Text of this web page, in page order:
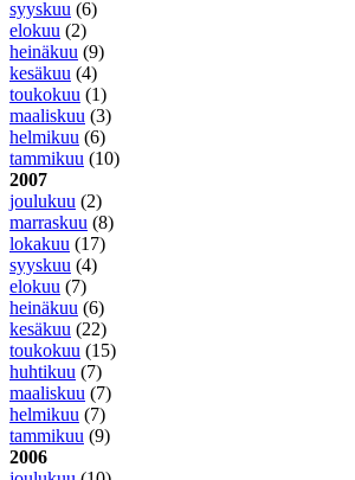
syyskuu (6)
elokuu (2)
heinäkuu (9)
kesäkuu (4)
toukokuu (1)
maaliskuu (3)
helmikuu (6)
tammikuu (10)
2007
joulukuu (2)
marraskuu (8)
lokakuu (17)
syyskuu (4)
elokuu (7)
heinäkuu (6)
kesäkuu (22)
toukokuu (15)
huhtikuu (7)
maaliskuu (7)
helmikuu (7)
tammikuu (9)
2006